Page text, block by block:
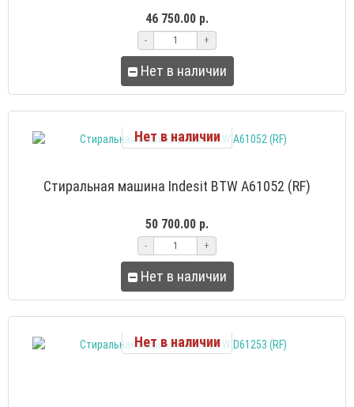
46 750.00 р.
- +
Нет в наличии
Нет в наличии
Стиральная машина Indesit BTW A61052 (RF)
50 700.00 р.
- +
Нет в наличии
Нет в наличии